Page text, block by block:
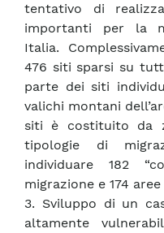
tentativo di
importanti per la
Italia.
476 siti sparsi su
parte dei siti
valichi montani
siti è costituito da
tipologie di
individuare 182
migrazione e 174 aree
3. Sviluppo di un
altamente